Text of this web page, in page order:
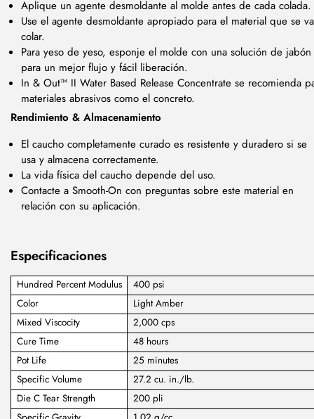
Aplique un agente desmoldante al molde antes de cada colada.
Use el agente desmoldante apropiado para el material que se
colar.
Para yeso de yeso, esponje el molde con una solución de jabón
para un mejor flujo y fácil liberación.
In & Out™ II Water Based Release Concentrate se recomienda
materiales abrasivos como el concreto.
Rendimiento & Almacenamiento
El caucho completamente curado es resistente y duradero si se
usa y almacena correctamente.
La vida física del caucho depende del uso.
Contacte a Smooth-On con preguntas sobre este material en
relación con su aplicación.
Especificaciones
Hundred Percent Modulus
400 psi
Color
Light Amber
Mixed Viscocity
2,000 cps
Cure Time
48 hours
Pot Life
25 minutes
Specific Volume
27.2 cu. in./lb.
Die C Tear Strength
200 pli